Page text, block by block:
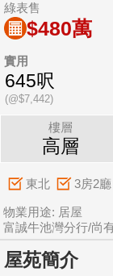
綠表售
$480萬
實用
645呎
(@$7,442)
樓層
高層
東北 3房2廳
物業用途: 居屋
富誠牛池灣分行/尚
屋苑簡介